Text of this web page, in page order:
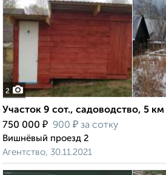
2
Участок 9 сот., садоводство, 5 км
750 000 ₽ 900 ₽ за сотку
Вишнёвый проезд 2
Агентство, 30.11.2021